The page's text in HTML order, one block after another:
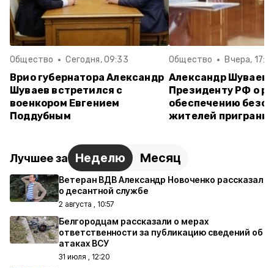
Общество Сегодня, 09:33
Врио губернатора Александр
Шуваев встретился с
военкором Евгением
Поддубным
Общество Вчера, 17:12
Александр Шуваев
Президенту РФ о
обеспечению
жителей
Лучшее за Неделю Месяц
Ветеран ВДВ Александр Новоченко рассказал
о десантной службе
2 августа , 10:57
Белгородцам рассказали о мерах
ответственности за публикацию сведений об
атаках ВСУ
31 июля , 12:20